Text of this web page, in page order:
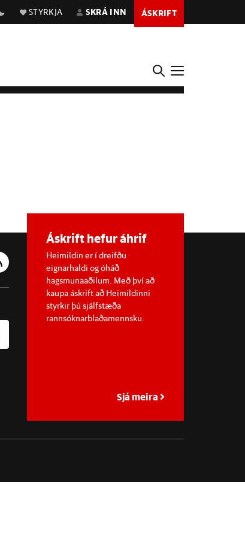
STYRKJA SKRÁ INN ÁSKRIFT
Áskrift hefur áhrif
Heimildin er í dreifðu
eignarhaldi og óháð
hagsmunaaðilum. Með því að
kaupa áskrift að Heimildinni
styrkir þú sjálfstæða
rannsóknarblaðamennsku.
Sjá meira